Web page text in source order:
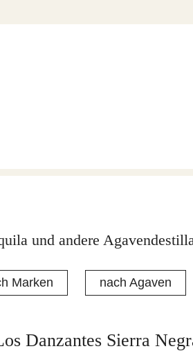
und andere
Marken nach Agaven
Danzantes Sierra